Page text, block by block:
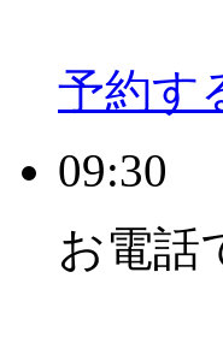
予約す
09:30
お電話